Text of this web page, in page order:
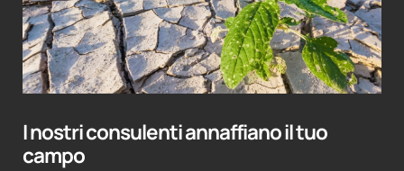
I nostri consulenti annaffiano il tuo
campo